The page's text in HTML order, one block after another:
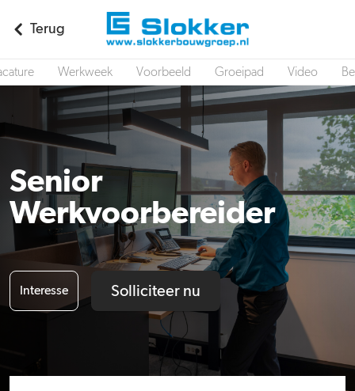
Terug
Werkweek Voorbeeld Groeipad Video
Senior
Werkvoorbereider
Interesse Solliciteer nu